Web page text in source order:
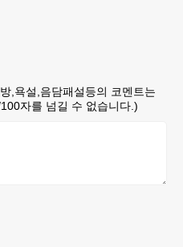
,욕설,음담패설등의 코멘트는
자를 넘길 수 없습니다.)